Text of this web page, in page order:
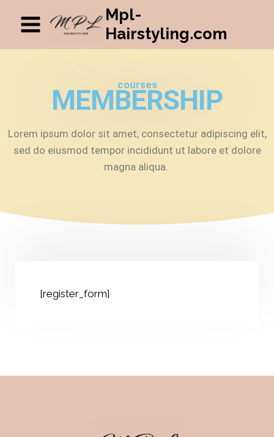
Mpl-
Hairstyling.com
courses
MEMBERSHIP
Lorem ipsum dolor sit amet, consectetur adipiscing elit,
sed do eiusmod tempor incididunt ut labore et dolore
magna aliqua.
[register_form]